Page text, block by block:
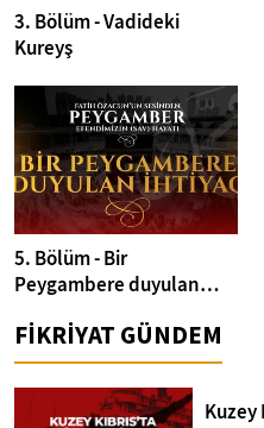
3. Bölüm - Vadideki
Kureyş
5. Bölüm - Bir
Peygambere duyulan
FİKRİYAT GÜNDEM
Kuzey